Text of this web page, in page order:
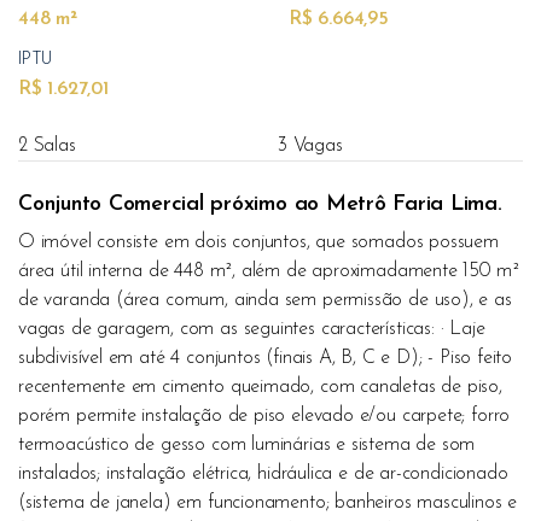
448 m² R$ 6.664,95
IPTU
R$ 1.627,01
2 Salas 3 Vagas
Conjunto Comercial próximo ao Metrô Faria Lima.
O imóvel consiste em dois conjuntos, que somados possuem
área útil interna de 448 m², além de aproximadamente 150 m²
de varanda (área comum, ainda sem permissão de uso), e as
vagas de garagem, com as seguintes características: · Laje
subdivisível em até 4 conjuntos (finais A, B, C e D); - Piso feito
recentemente em cimento queimado, com canaletas de piso,
porém permite instalação de piso elevado e/ou carpete; forro
termoacústico de gesso com luminárias e sistema de som
instalados; instalação elétrica, hidráulica e de ar-condicionado
(sistema de janela) em funcionamento; banheiros masculinos e